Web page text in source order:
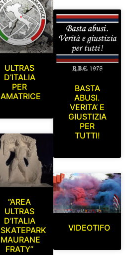
ULTRAS
D’ITALIA
PER
AMATRICE
“AREA
ULTRAS
D’ITALIA
SKATEPARK
MAURANE
FRATY”
BASTA
ABUSI.
VERITA’ E
GIUSTIZIA
PER
TUTTI!
VIDEOTIFO